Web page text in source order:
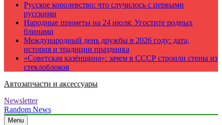
Русское королевство: что случилось с первыми
русскими
Народные приметы на 24 июля: Угостите родных
блинами
Международный день дружбы в 2026 году: дата,
история и традиции праздника
«Советская казёнщина»: зачем в СССР строили стены из
стеклоблоков
Автозапчасти и аксессуары
Newsletter
Random News
Menu